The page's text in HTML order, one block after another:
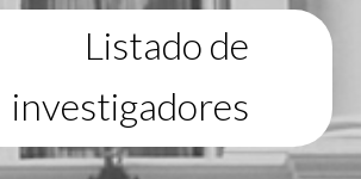
Listado de
investigadores